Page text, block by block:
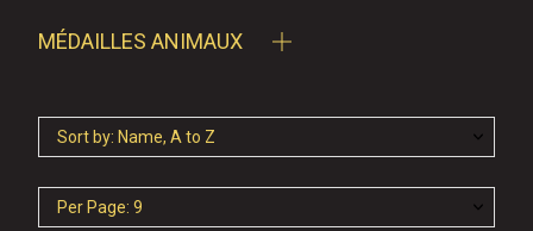
MÉDAILLES ANIMAUX
Sort by: Name, A to Z
Per Page: 9